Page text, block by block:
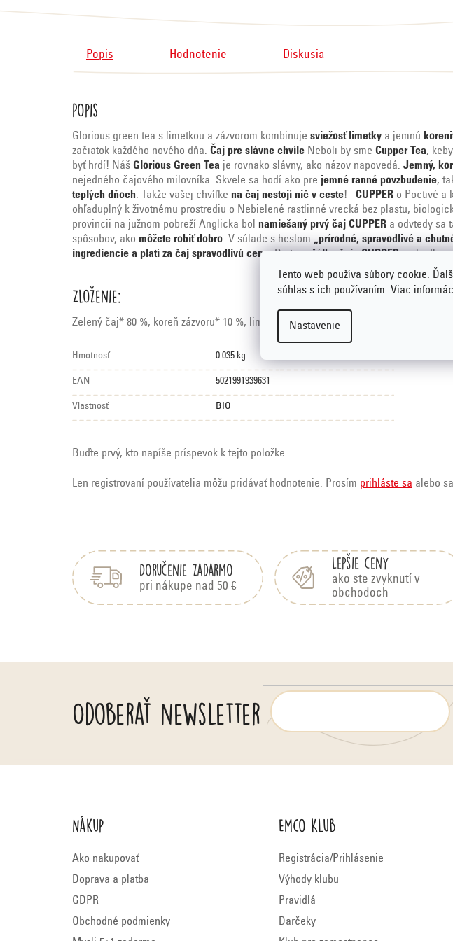
Tento web používa súbory cookie.
súhlas s ich používaním. Viac
Nastavenie
Popis Hodnotenie Diskusia
Popis
Glorious green tea s limetkou a zázvorom kombinuje sviežosť limetky a jemnú
začiatok každého nového dňa. Čaj pre slávne chvíle Neboli by sme Cupper Tea,
byť hrdí! Náš Glorious Green Tea je rovnako slávny, ako názov napovedá. Jemný,
nejedného čajového milovníka. Skvele sa hodí ako pre jemné ranné povzbudenie,
teplých dňoch. Takže vašej chvíľke na čaj nestojí nič v ceste! CUPPER o Poctivé a
ohľaduplný k životnému prostrediu o Nebielené rastlinné vrecká bez plastu,
provincii na južnom pobreží Anglicka bol namiešaný prvý čaj CUPPER a odvtedy sa
spôsobov, ako môžete robiť dobro. V súlade s heslom „prírodné, spravodlivé a
ingrediencie a platí za čaj spravodlivú cenu.Dajte sišálku čaju CUPPER, pohodlne
Zloženie:
Zelený čaj* 80 %, koreň zázvoru* 10 %, limetková kôra* 5 %, prírodná limetková
Hmotnosť 0.035 kg
EAN 5021991939631
Vlastnosť BIO
Buďte prvý, kto napíše príspevok k tejto položke.
Len registrovaní používatelia môžu pridávať hodnotenie. Prosím prihláste sa alebo sa
Doručenie zadarmo
pri nákupe nad 50 €
Lepšie ceny
ako ste zvyknutí v
obchodoch
Odoberať newsletter
Nákup
Ako nakupovať
Doprava a platba
GDPR
Obchodné podmienky
Emco Klub
Registrácia/Prihlásenie
Výhody klubu
Pravidlá
Darčeky